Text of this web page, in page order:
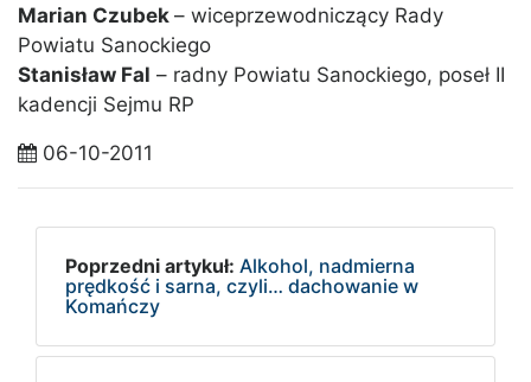
Marian Czubek – wiceprzewodniczący Rady
Powiatu Sanockiego
Stanisław Fal – radny Powiatu Sanockiego, poseł II
kadencji Sejmu RP
06-10-2011
Poprzedni artykuł: Alkohol, nadmierna
prędkość i sarna, czyli… dachowanie w
Komańczy